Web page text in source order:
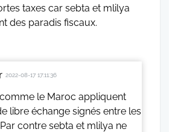
taxes car sebta et mlilya
des paradis fiscaux.
2022-08-17 17:11:36
comme le Maroc appliquent
libre échange signés entre les
contre sebta et mlilya ne